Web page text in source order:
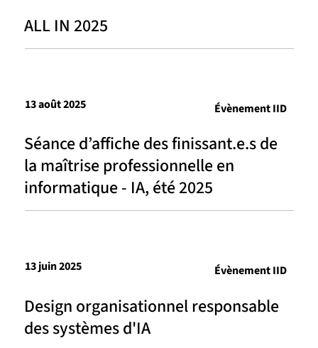
ALL IN 2025
Séance d’affiche des finissant.e.s de
la maîtrise professionnelle en
informatique - IA, été 2025
13 août 2025 Évènement IID
Design organisationnel responsable
des systèmes d'IA
13 juin 2025 Évènement IID